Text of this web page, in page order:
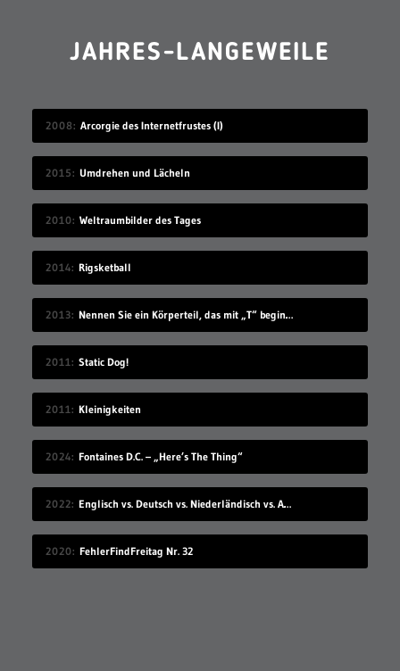
JAHRES-LANGEWEILE
2008 Arcorgie des Internetfrustes (I)
2015 Umdrehen und Lächeln
2010 Weltraumbilder des Tages
2014 Rigsketball
2013 Nennen Sie ein Körperteil, das mit „T“ beginnt
2011 Static Dog!
2011 Kleinigkeiten
2024 Fontaines D.C. – „Here’s The Thing“
2022 Englisch vs. Deutsch vs. Niederländisch vs. Afrikaans
2020 FehlerFindFreitag Nr. 32